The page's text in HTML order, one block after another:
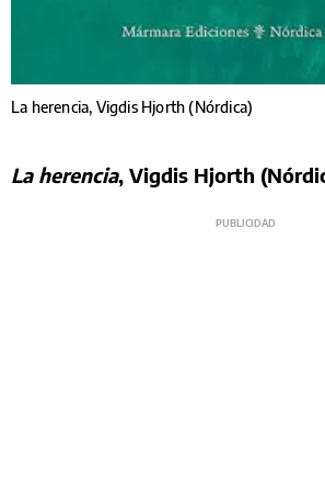
La herencia, Vigdis Hjorth (Nórdica)
La herencia, Vigdis Hjorth